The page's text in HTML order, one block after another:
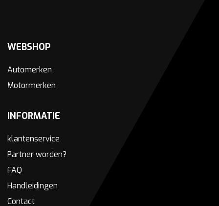
WEBSHOP
Automerken
Motormerken
INFORMATIE
klantenservice
Partner worden?
FAQ
Handleidingen
Contact